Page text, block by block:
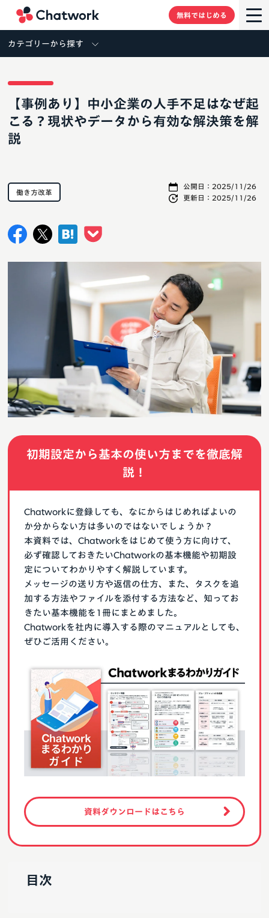
無料ではじめる
カテゴリーから探す
【事例あり】中小企業の人手不足はなぜ起
こる？現状やデータから有効な解決策を解
説
公開日： 2025/11/26
更新日： 2025/11/26
働き方改革
初期設定から基本の使い方までを徹底解
説！
Chatworkに登録しても、なにからはじめればよいの
か分からない方は多いのではないでしょうか？
本資料では、Chatworkをはじめて使う方に向けて、
必ず確認しておきたいChatworkの基本機能や初期設
定についてわかりやすく解説しています。
メッセージの送り方や返信の仕方、また、タスクを追
加する方法やファイルを添付する方法など、知ってお
きたい基本機能を1冊にまとめました。
Chatworkを社内に導入する際のマニュアルとしても、
ぜひご活用ください。
資料ダウンロードはこちら
目次